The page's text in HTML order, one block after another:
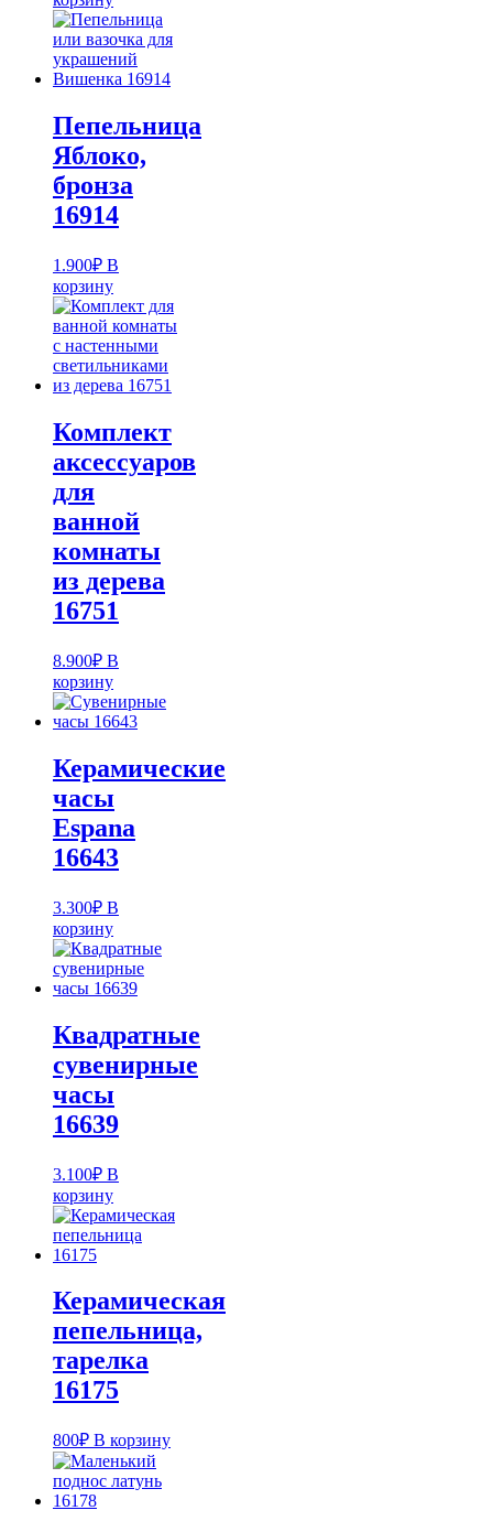
Пепельница
Яблоко,
бронза
16914
1.900₽ В
корзину
Комплект
аксессуаров
для
ванной
комнаты
из дерева
16751
8.900₽ В
корзину
Керамические
часы
Espana
16643
3.300₽ В
корзину
Квадратные
сувенирные
часы
16639
3.100₽ В
корзину
Керамическая
пепельница,
тарелка
16175
800₽ В корзину